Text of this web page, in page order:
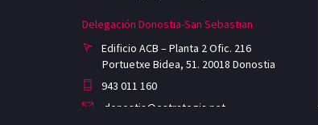
Delegación Donostia-San Sebastian
Edificio ACB – Planta 2 Ofic. 216
Portuetxe Bidea, 51. 20018 Donostia
943 011 160
donostia@estrategia.net